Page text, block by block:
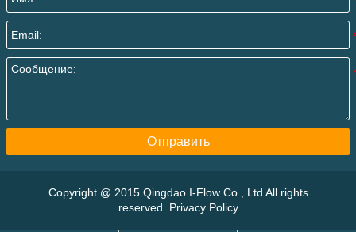
Отправить
Copyright @ 2015 Qingdao I-Flow Co., Ltd All rights
reserved. Privacy Policy